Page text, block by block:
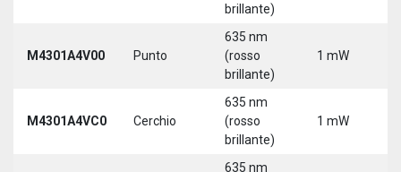
brillante)
M4301A4V00 Punto
635 nm
(rosso
brillante)
1 mW
M4301A4VC0 Cerchio
635 nm
(rosso
brillante)
1 mW
635 nm